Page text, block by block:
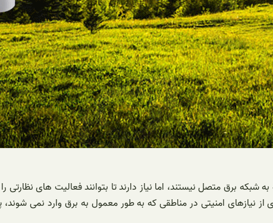
برق متصل نیستند، اما نیاز دارند تا بتوانند فعالیت های
نیازهای امنیتی در مناطقی که به طور معمول به برق وارد نمی